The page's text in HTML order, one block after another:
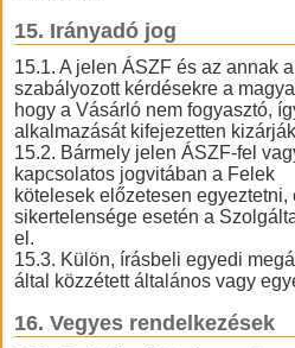
15. Irányadó jog
15.1. A jelen ÁSZF és az annak
szabályozott kérdésekre a
hogy a Vásárló nem fogyasztó,
alkalmazását kifejezetten
15.2. Bármely jelen ÁSZF-fel
kapcsolatos jogvitában a Felek
kötelesek előzetesen
sikertelensége esetén a
el.
15.3. Külön, írásbeli egyedi
által közzétett általános vagy
16. Vegyes rendelkezések